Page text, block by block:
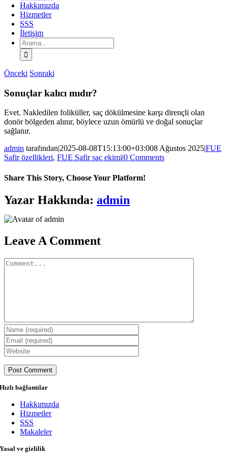
Hakkımızda
Hizmetler
SSS
İletişim
Arama:
Önceki Sonraki
Sonuçlar kalıcı mıdır?
Evet. Nakledilen foliküller, saç dökülmesine karşı dirençli olan
donör bölgeden alınır, böylece uzun ömürlü ve doğal sonuçlar
sağlanır.
admin tarafından|2025-08-08T15:13:00+03:008 Ağustos 2025|FUE
Safir özellikleri, FUE Safir saç ekimi|0 Comments
Share This Story, Choose Your Platform!
Facebook
X
Bluesky
Reddit
LinkedIn
WhatsApp
Telegram
Tumblr
Pinterest
Xing
E-
posta
Yazar Hakkında: admin
Leave A Comment
Comment
Hızlı bağlantılar
Hakkımızda
Hizmetler
SSS
Makaleler
Yasal ve gizlilik